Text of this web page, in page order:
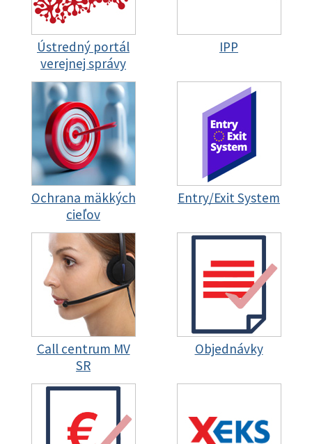
Ústredný portál
verejnej správy
IPP
Ochrana mäkkých
cieľov
Entry/Exit System
Call centrum MV
SR
Objednávky